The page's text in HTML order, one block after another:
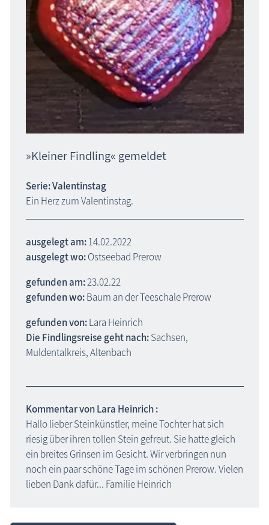
»Kleiner Findling« gemeldet
Serie: Valentinstag
Ein Herz zum Valentinstag.
ausgelegt am:14.02.2022
ausgelegt wo:Ostseebad Prerow
gefunden am:23.02.22
gefunden wo:Baum an der Teeschale Prerow
gefunden von:Lara Heinrich
Die Findlingsreise geht nach:Sachsen,
Muldentalkreis, Altenbach
Kommentar von Lara Heinrich :
Hallo lieber Steinkünstler, meine Tochter hat sich
riesig über ihren tollen Stein gefreut. Sie hatte gleich
ein breites Grinsen im Gesicht. Wir verbringen nun
noch ein paar schöne Tage im schönen Prerow. Vielen
lieben Dank dafür... Familie Heinrich